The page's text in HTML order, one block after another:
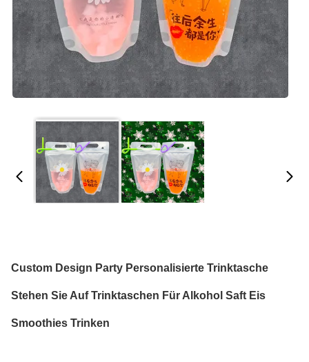
Custom Design Party Personalisierte Trinktasche
Stehen Sie Auf Trinktaschen Für Alkohol Saft Eis
Smoothies Trinken